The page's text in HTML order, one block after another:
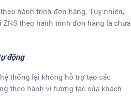
hành trình đơn hàng. Tuy nhiên,
theo hành trình đơn hàng là chưa
động
thống lại không hỗ trợ tạo các
theo hành vi tương tác của khách